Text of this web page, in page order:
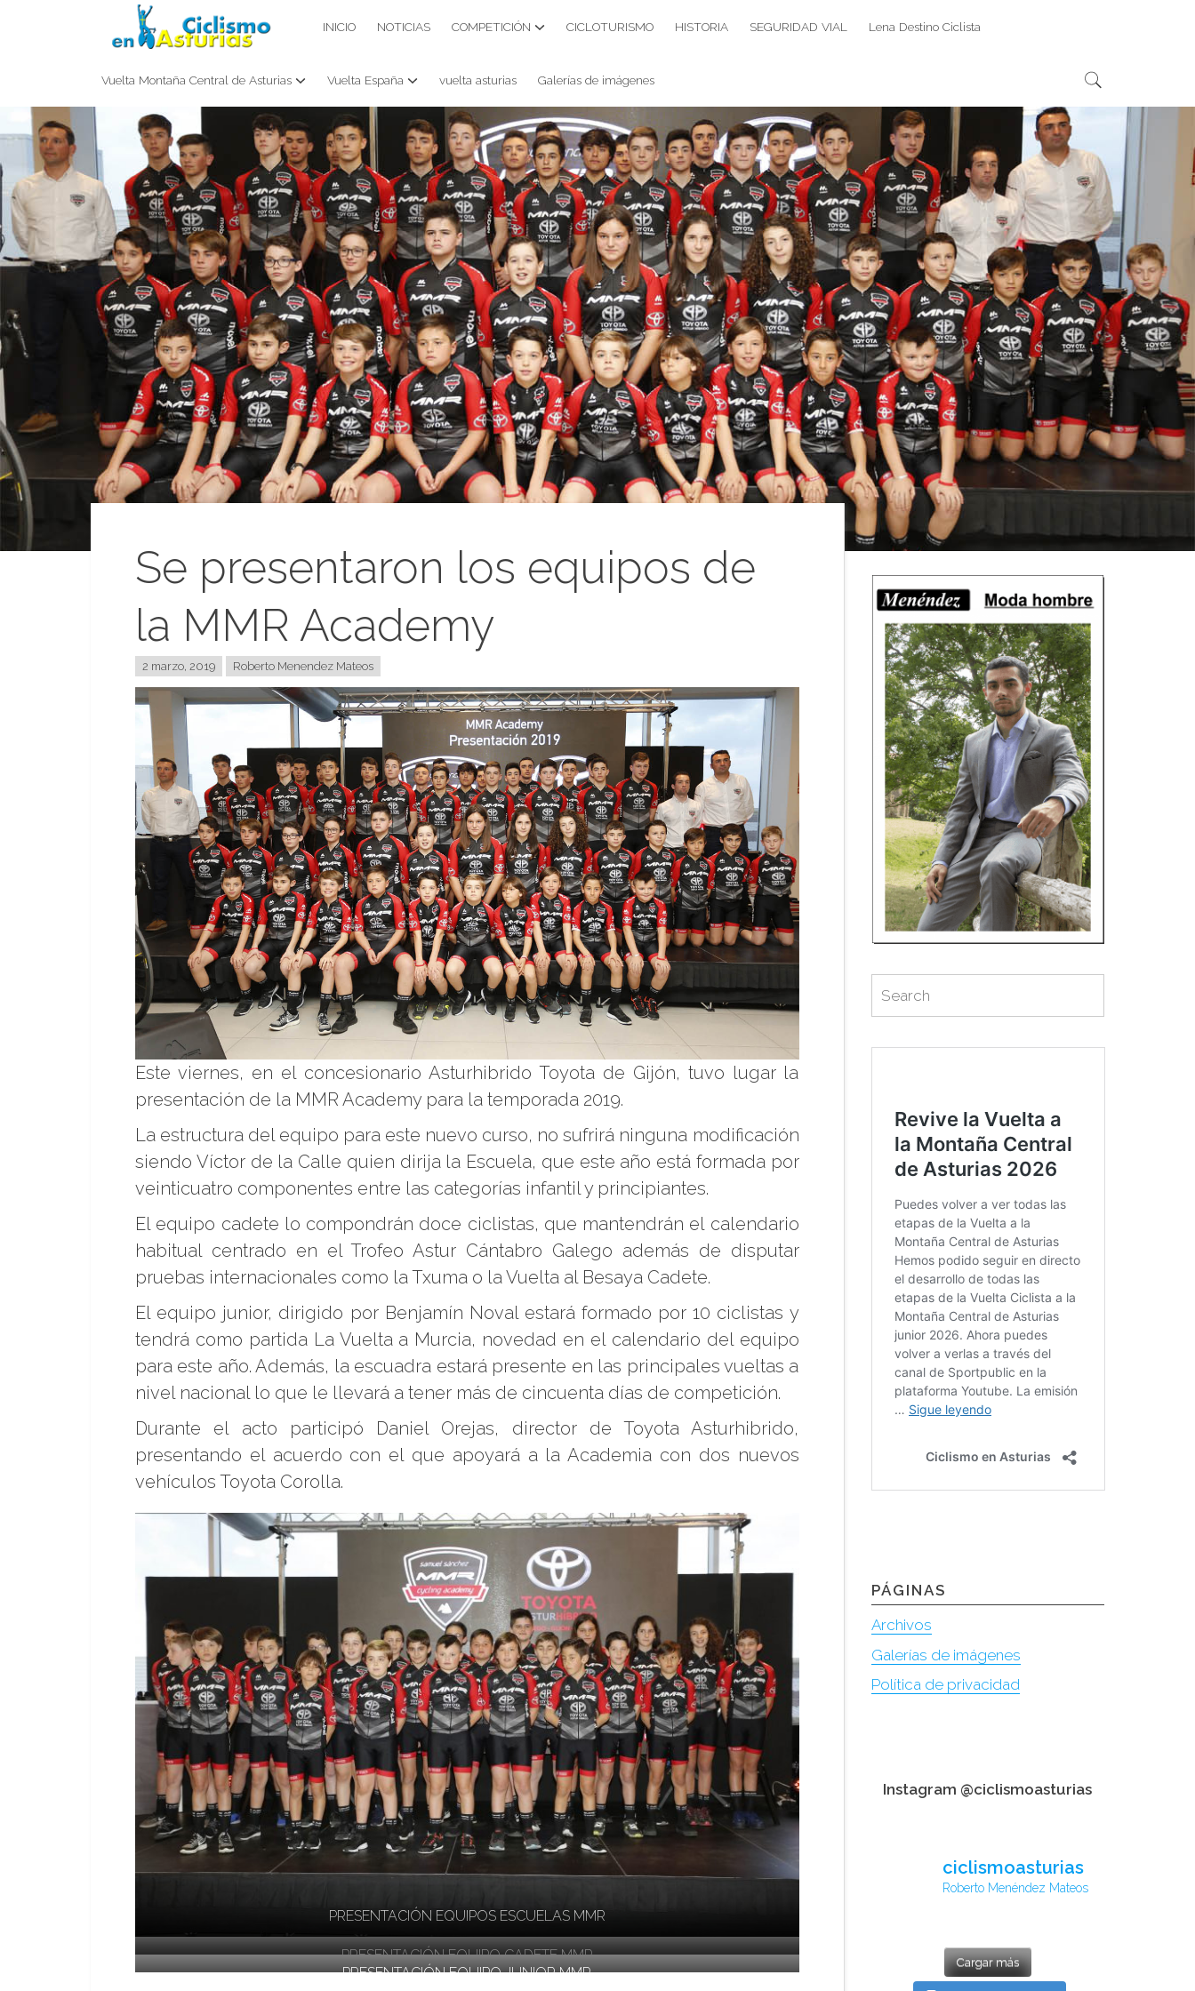
CICLISMO EN ASTURIAS INICIO NOTICIAS COMPETICIÓN CICLOTURISMO HISTORIA SEGURIDAD VIAL Lena Destino Ciclista
Vuelta Montaña Central de Asturias Vuelta España vuelta asturias Galerías de imágenes
for:
Se presentaron los equipos de
la MMR Academy
2 marzo, 2019 Roberto Menendez Mateos
Este viernes, en el concesionario Asturhibrido Toyota de Gijón, tuvo lugar la
presentación de la MMR Academy para la temporada 2019.
La estructura del equipo para este nuevo curso, no sufrirá ninguna modificación
siendo Víctor de la Calle quien dirija la Escuela, que este año está formada por
veinticuatro componentes entre las categorías infantil y principiantes.
El equipo cadete lo compondrán doce ciclistas, que mantendrán el calendario
habitual centrado en el Trofeo Astur Cántabro Galego además de disputar
pruebas internacionales como la Txuma o la Vuelta al Besaya Cadete.
El equipo junior, dirigido por Benjamín Noval estará formado por 10 ciclistas y
tendrá como partida La Vuelta a Murcia, novedad en el calendario del equipo
para este año. Además, la escuadra estará presente en las principales vueltas a
nivel nacional lo que le llevará a tener más de cincuenta días de competición.
Durante el acto participó Daniel Orejas, director de Toyota Asturhibrido,
presentando el acuerdo con el que apoyará a la Academia con dos nuevos
vehículos Toyota Corolla.
PRESENTACIÓN EQUIPOS ESCUELAS MMR
PRESENTACIÓN EQUIPO CADETE MMR
PRESENTACIÓN EQUIPO JUNIOR MMR
for:
Search
PÁGINAS
Archivos
Galerías de imágenes
Política de privacidad
Instagram @ciclismoasturias
ciclismoasturias
Roberto Menéndez Mateos
Cargar más